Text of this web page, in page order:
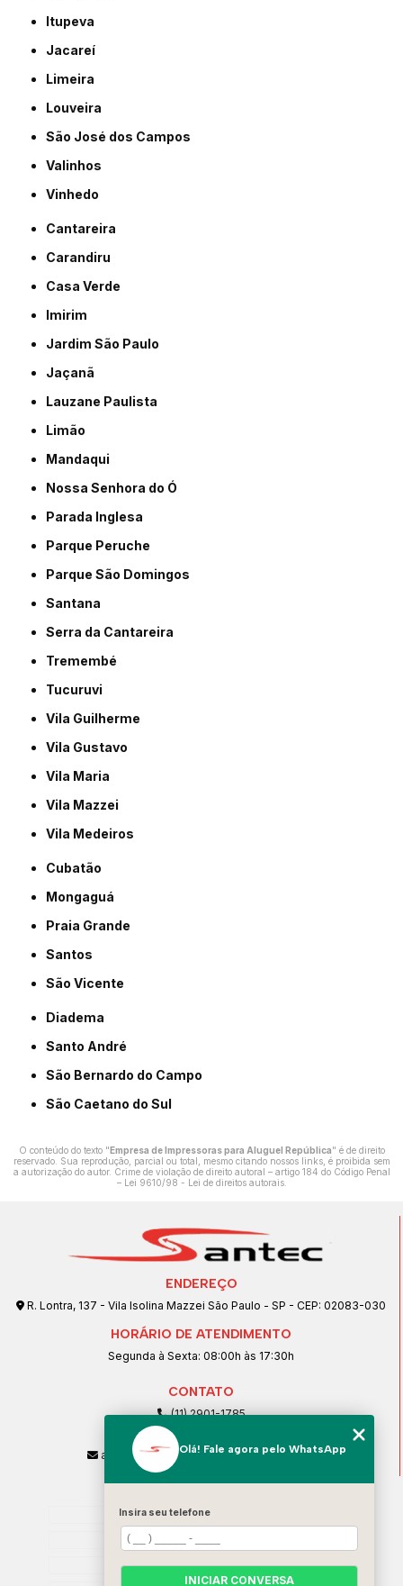
Itupeva
Jacareí
Limeira
Louveira
São José dos Campos
Valinhos
Vinhedo
Cantareira
Carandiru
Casa Verde
Imirim
Jardim São Paulo
Jaçanã
Lauzane Paulista
Limão
Mandaqui
Nossa Senhora do Ó
Parada Inglesa
Parque Peruche
Parque São Domingos
Santana
Serra da Cantareira
Tremembé
Tucuruvi
Vila Guilherme
Vila Gustavo
Vila Maria
Vila Mazzei
Vila Medeiros
Cubatão
Mongaguá
Praia Grande
Santos
São Vicente
Diadema
Santo André
São Bernardo do Campo
São Caetano do Sul
O conteúdo do texto "Empresa de Impressoras para Aluguel República" é de direito
reservado. Sua reprodução, parcial ou total, mesmo citando nossos links, é proibida sem
a autorização do autor. Crime de violação de direito autoral – artigo 184 do Código Penal
– Lei 9610/98 - Lei de direitos autorais.
ENDEREÇO
R. Lontra, 137 - Vila Isolina Mazzei São Paulo - SP - CEP: 02083-030
HORÁRIO DE ATENDIMENTO
Segunda à Sexta: 08:00h às 17:30h
CONTATO
(11) 2901-1785
(11) 99239-1832
atendimento@santeccopiadoras.com.br
Home
Empresa
SERVIÇOS
Olá! Fale agora pelo WhatsApp
Insira seu telefone
INICIAR CONVERSA